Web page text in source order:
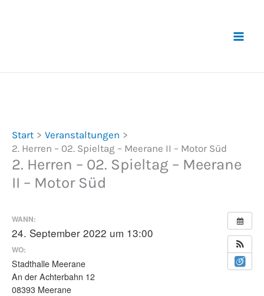
Start
Veranstaltungen
2. Herren – 02. Spieltag – Meerane II – Motor Süd
2. Herren – 02. Spieltag – Meerane
II – Motor Süd
WANN:
24. September 2022 um 13:00
WO:
Stadthalle Meerane
An der Achterbahn 12
08393 Meerane